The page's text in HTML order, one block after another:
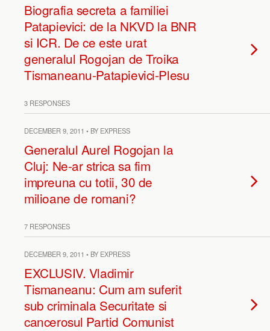
Biografia secreta a familiei
Patapievici: de la NKVD la BNR
si ICR. De ce este urat
generalul Rogojan de Troika
Tismaneanu-Patapievici-Plesu
3 RESPONSES
DECEMBER 9, 2011 • BY EXPRESS
Generalul Aurel Rogojan la
Cluj: Ne-ar strica sa fim
impreuna cu totii, 30 de
milioane de romani?
7 RESPONSES
DECEMBER 9, 2011 • BY EXPRESS
EXCLUSIV. Vladimir
Tismaneanu: Cum am suferit
sub criminala Securitate si
cancerosul Partid Comunist